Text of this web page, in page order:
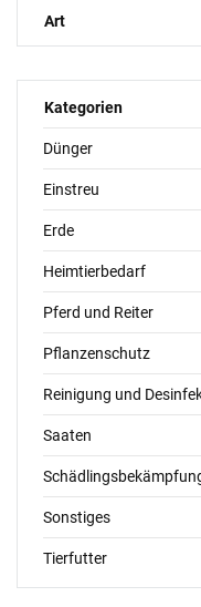
Art
Kategorien
Dünger
Einstreu
Erde
Heimtierbedarf
Pferd und Reiter
Pflanzenschutz
Reinigung und
Saaten
Sonstiges
Tierfutter